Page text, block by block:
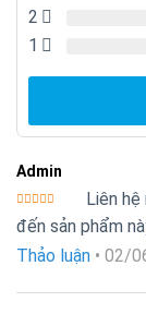
2
1
Admin
Được xếp
hạng 55
Liên
đến sản phẩm
Thảo luận • 02/